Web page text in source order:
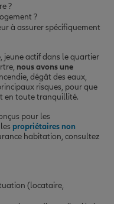
?
?
à assurer spécifiquement
jeune actif dans le quartier
nous avons une
dégât des eaux,
risques, pour que
en toute tranquillité.
pour les
propriétaires non
habitation, consultez
(locataire,